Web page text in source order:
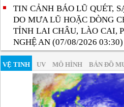
TIN CẢNH BÁO LŨ QUÉT,
DO MƯA LŨ HOẶC DÒNG
TỈNH LAI CHÂU, LÀO CAI,
NGHỆ AN (07/08/2026 03:30)
VỆ TINH UV MÔ HÌNH BẢN ĐỒ